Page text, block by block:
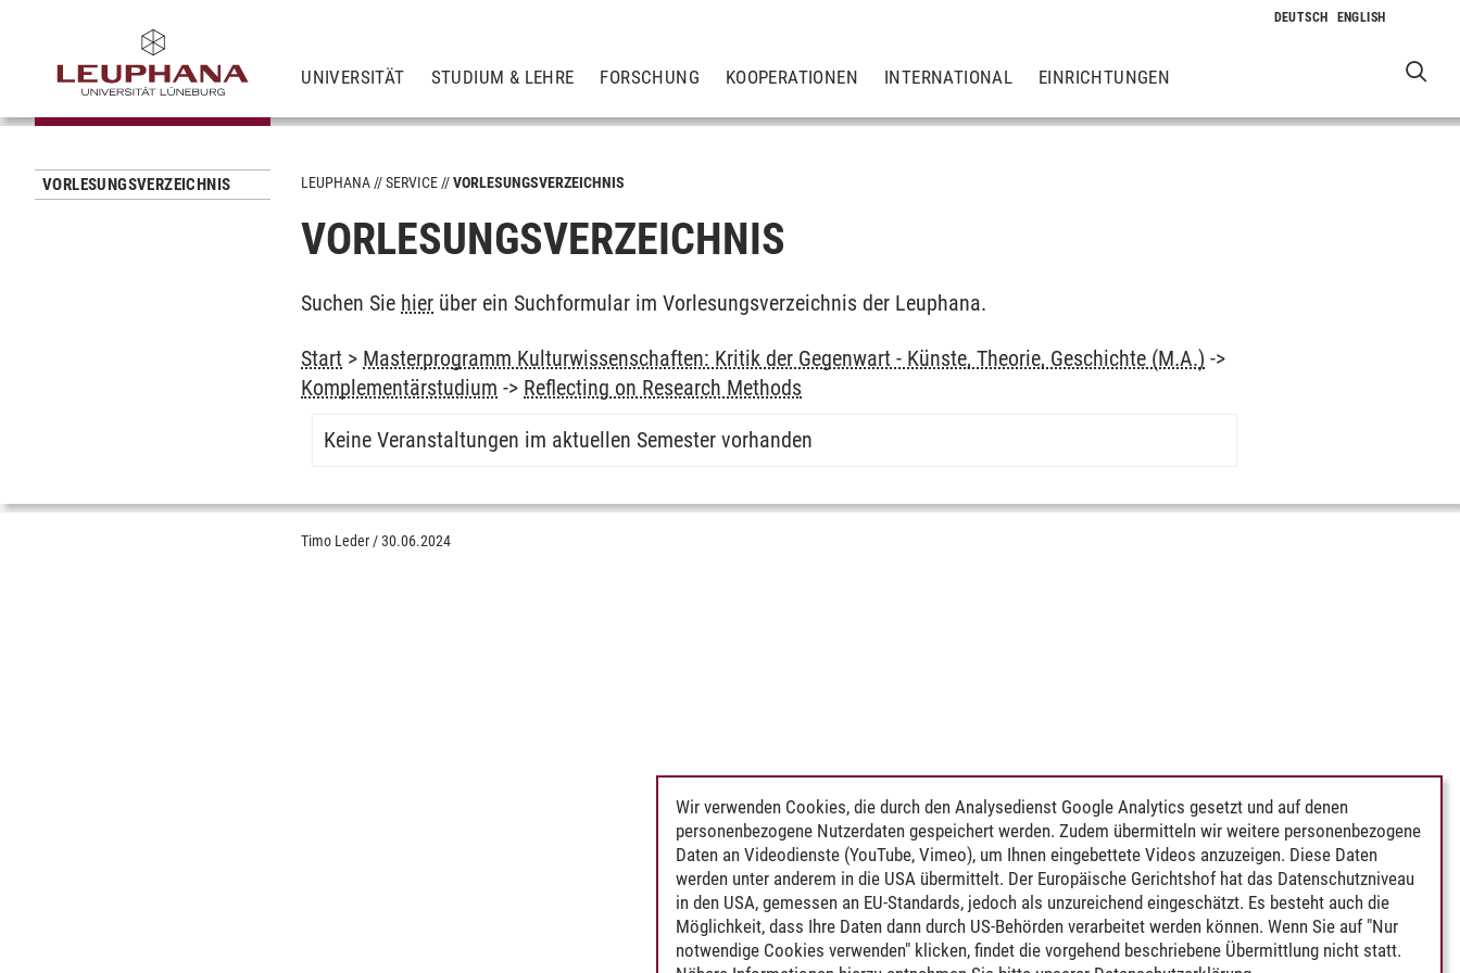
UNIVERSITÄT STUDIUM & LEHRE FORSCHUNG KOOPERATIONEN INTERNATIONAL EINRICHTUNGEN
VORLESUNGSVERZEICHNIS LEUPHANA SERVICE VORLESUNGSVERZEICHNIS
VORLESUNGSVERZEICHNIS
Suchen Sie hier über ein Suchformular im Vorlesungsverzeichnis der Leuphana.
Start > Masterprogramm Kulturwissenschaften: Kritik der Gegenwart - Künste, Theorie, Geschichte (M.A.) ->
Komplementärstudium -> Reflecting on Research Methods
Keine Veranstaltungen im aktuellen Semester vorhanden
Timo Leder /30.06.2024
Wir verwenden Cookies, die durch den Analysedienst Google Analytics gesetzt und auf denen
personenbezogene Nutzerdaten gespeichert werden. Zudem übermitteln wir weitere personenbezogene
Daten an Videodienste (YouTube, Vimeo), um Ihnen eingebettete Videos anzuzeigen. Diese Daten
werden unter anderem in die USA übermittelt. Der Europäische Gerichtshof hat das Datenschutzniveau
in den USA, gemessen an EU-Standards, jedoch als unzureichend eingeschätzt. Es besteht auch die
Möglichkeit, dass Ihre Daten dann durch US-Behörden verarbeitet werden können. Wenn Sie auf "Nur
notwendige Cookies verwenden" klicken, findet die vorgehend beschriebene Übermittlung nicht statt.